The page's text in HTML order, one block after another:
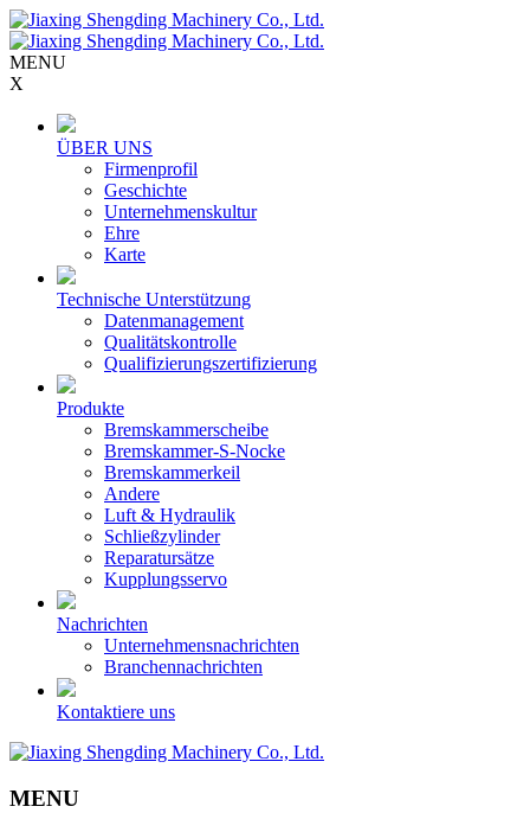
MENU
X
ÜBER UNS
Firmenprofil
Geschichte
Unternehmenskultur
Ehre
Karte
Technische Unterstützung
Datenmanagement
Qualitätskontrolle
Qualifizierungszertifizierung
Produkte
Bremskammerscheibe
Bremskammer-S-Nocke
Bremskammerkeil
Andere
Luft & Hydraulik
Schließzylinder
Reparatursätze
Kupplungsservo
Nachrichten
Unternehmensnachrichten
Branchennachrichten
Kontaktiere uns
MENU